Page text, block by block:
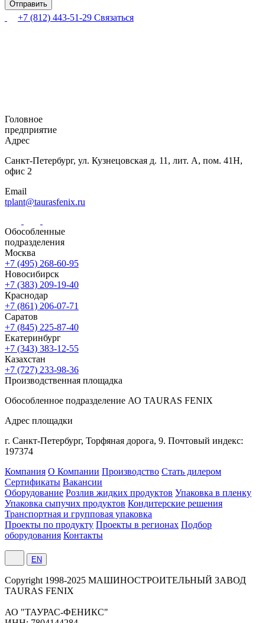
+7 (812) 443-51-29 Связаться
Головное
предприятие
Адрес
Санкт-Петербург, ул. Кузнецовская д. 11, лит. А, пом. 41Н,
офис 2
Email
tplant@taurasfenix.ru
Обособленные
подразделения
Москва
+7 (495) 268-60-95
Новосибирск
+7 (383) 209-19-40
Краснодар
+7 (861) 206-07-71
Саратов
+7 (845) 225-87-40
Екатеринбург
+7 (343) 383-12-55
Казахстан
+7 (727) 233-98-36
Производственная площадка
Обособленное подразделение АО TAURAS FENIX
Адрес площадки
г. Санкт-Петербург, Торфяная дорога, 9. Почтовый индекс:
197374
Компания О Компании Производство Стать дилером
Сертификаты Вакансии
Оборудование Розлив жидких продуктов Упаковка в пленку
Упаковка сыпучих продуктов Кондитерские решения
Транспортная и групповая упаковка
Проекты по продукту Проекты в регионах Подбор
оборудования Контакты
EN
Сopyright 1998-2025 МАШИНОСТРОИТЕЛЬНЫЙ ЗАВОД
TAURAS FENIX
АО "ТАУРАС-ФЕНИКС"